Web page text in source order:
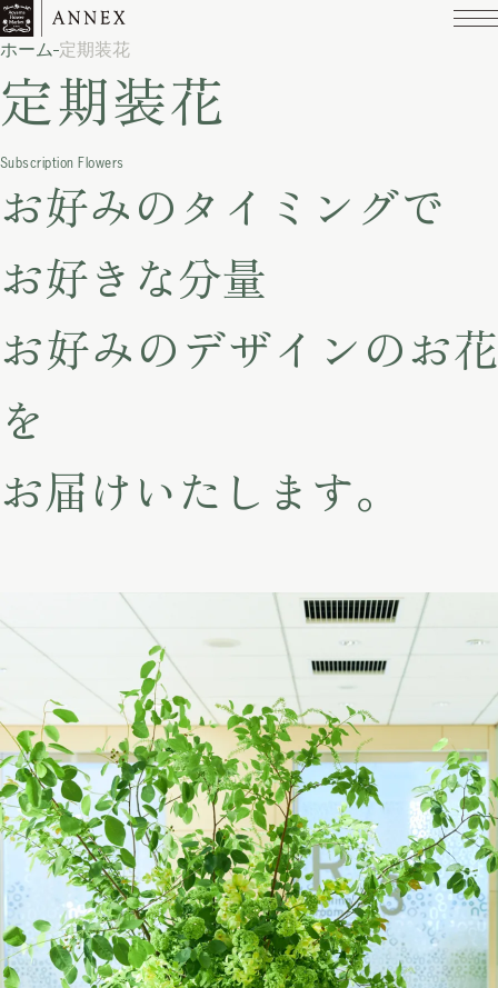
ホーム 定期装花
定期装花
Subscription Flowers
お好みのタイミングで
お好きな分量
お好みのデザインのお花
を
お届けいたします。